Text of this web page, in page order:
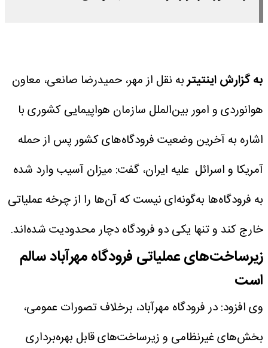
به گزارش اینتیتربه نقل از مهر، حمیدرضا صانعی، معاون
هوانوردی و امور بین‌الملل سازمان هواپیمایی کشوری با
اشاره به آخرین وضعیت فرودگاه‌های کشور پس از حمله
آمریکا و اسرائل علیه ایران، گفت: میزان آسیب وارد شده
به فرودگاه‌ها به‌گونه‌ای نیست که آن‌ها را از چرخه عملیاتی
خارج کند و تنها یکی دو فرودگاه دچار محدودیت شده‌اند.
زیرساخت‌های عملیاتی فرودگاه مهرآباد سالم
است
وی افزود: در فرودگاه مهرآباد، برخلاف تصورات عمومی،
بخش‌های غیرنظامی و زیرساخت‌های قابل بهره‌برداری